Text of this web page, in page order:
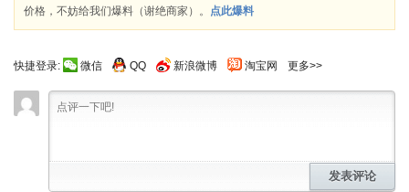
价格，不妨给我们爆料（谢绝商家）。
点此爆料
快捷登录: 微信 QQ 新浪微博 淘宝网 更多>>
发表评论